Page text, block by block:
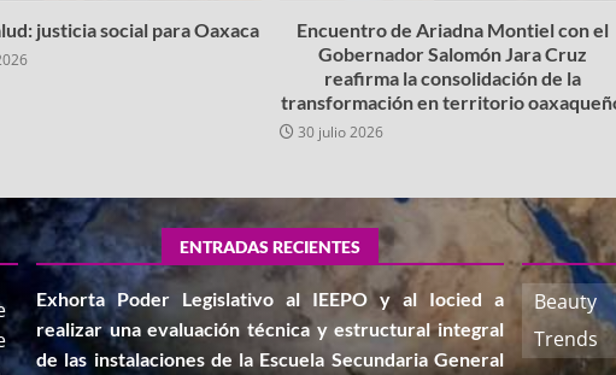
justicia social para Oaxaca
Encuentro de Ariadna Montiel con el
Gobernador Salomón Jara Cruz
reafirma la consolidación de la
transformación en territorio
30 julio 2026
ENTRADAS RECIENTES
Exhorta Poder Legislativo al IEEPO y al Iocied a
realizar una evaluación técnica y estructural integral
de las instalaciones de la Escuela Secundaria General
Beauty
Trends